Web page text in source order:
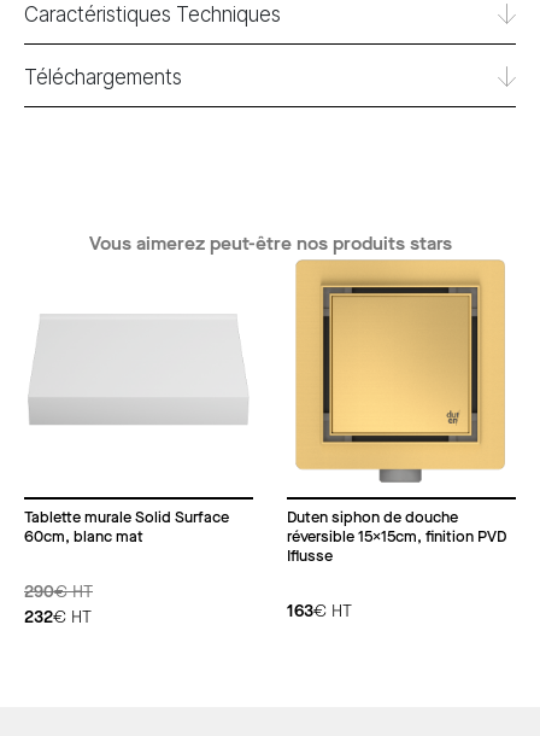
Caractéristiques Techniques
Téléchargements
Vous aimerez peut-être nos produits stars
Tablette murale Solid Surface
60cm, blanc mat
290€HT
232€ HT
Duten siphon de douche
réversible 15x15cm, finition PVD
Iflusse
163€ HT